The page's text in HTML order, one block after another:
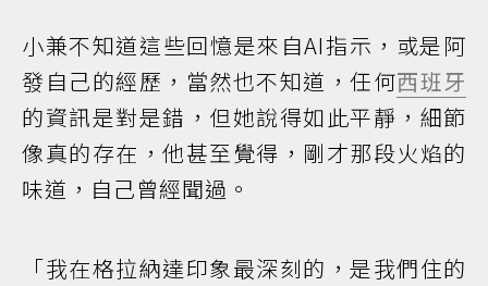
小兼不知道這些回憶是來自AI指示，或是阿
發自己的經歷，當然也不知道，任何西班牙
的資訊是對是錯，但她說得如此平靜，細節
像真的存在，他甚至覺得，剛才那段火焰的
味道，自己曾經聞過。
「我在格拉納達印象最深刻的，是我們住的